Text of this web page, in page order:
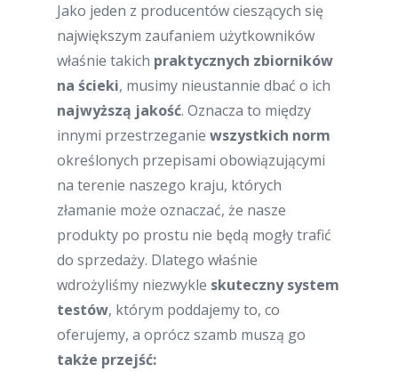
Jako jeden z producentów cieszących się
największym zaufaniem użytkowników
właśnie takich praktycznych zbiorników
na ścieki, musimy nieustannie dbać o ich
najwyższą jakość. Oznacza to między
innymi przestrzeganie wszystkich norm
określonych przepisami obowiązującymi
na terenie naszego kraju, których
złamanie może oznaczać, że nasze
produkty po prostu nie będą mogły trafić
do sprzedaży. Dlatego właśnie
wdrożyliśmy niezwykle skuteczny system
testów, którym poddajemy to, co
oferujemy, a oprócz szamb muszą go
także przejść: